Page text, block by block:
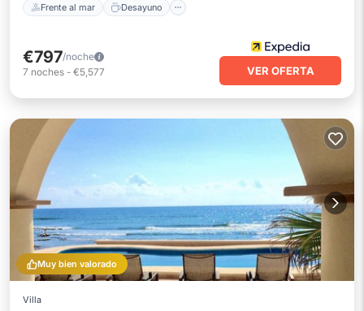
Frente al mar Desayuno
€797/noche
7 noches - €5,577 VER OFERTA
Muy bien valorado
Villa